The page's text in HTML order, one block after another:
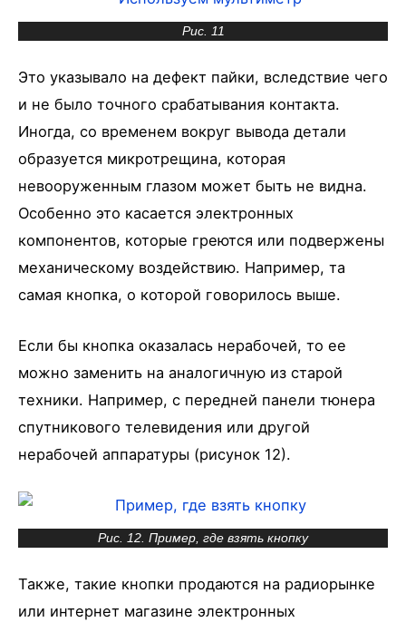
Рис. 11
Это указывало на дефект пайки, вследствие чего
и не было точного срабатывания контакта.
Иногда, со временем вокруг вывода детали
образуется микротрещина, которая
невооруженным глазом может быть не видна.
Особенно это касается электронных
компонентов, которые греются или подвержены
механическому воздействию. Например, та
самая кнопка, о которой говорилось выше.
Если бы кнопка оказалась нерабочей, то ее
можно заменить на аналогичную из старой
техники. Например, с передней панели тюнера
спутникового телевидения или другой
нерабочей аппаратуры (рисунок 12).
Рис. 12. Пример, где взять кнопку
Также, такие кнопки продаются на радиорынке
или интернет магазине электронных